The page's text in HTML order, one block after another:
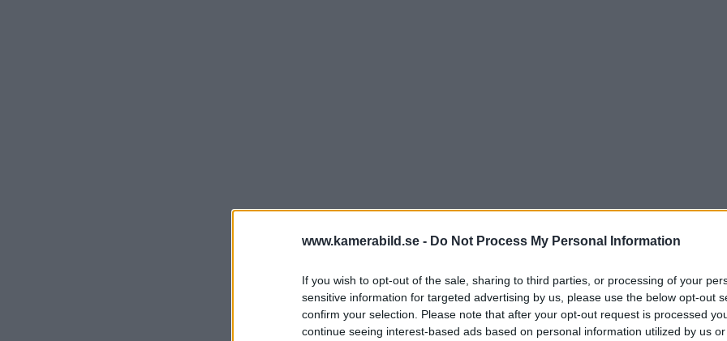
www.kamerabild.se - Do Not Process My Personal Information
If you wish to opt-out of the sale, sharing to third parties, or processing of your
sensitive information for targeted advertising by us, please use the below opt-out
confirm your selection. Please note that after your opt-out request is processed
continue seeing interest-based ads based on personal information utilized by us